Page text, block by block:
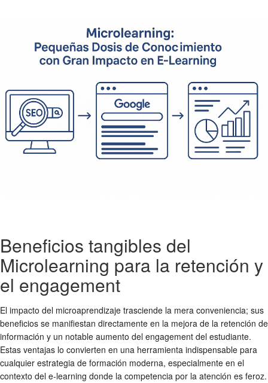
Beneficios tangibles del
Microlearning para la retención y
el engagement
El impacto del microaprendizaje trasciende la mera conveniencia; sus
beneficios se manifiestan directamente en la mejora de la retención de
información y un notable aumento del engagement del estudiante.
Estas ventajas lo convierten en una herramienta indispensable para
cualquier estrategia de formación moderna, especialmente en el
contexto del e-learning donde la competencia por la atención es feroz.